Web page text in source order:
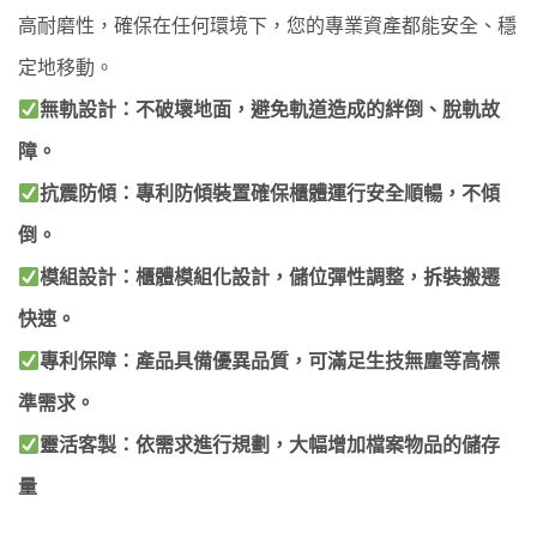
高耐磨性，確保在任何環境下，您的專業資產都能安全、穩
定地移動。
無軌設計：不破壞地面，避免軌道造成的絆倒、脫軌故
障。
抗震防傾：專利防傾裝置確保櫃體運行安全順暢，不傾
倒。
模組設計：櫃體模組化設計，儲位彈性調整，拆裝搬遷
快速。
專利保障：產品具備優異品質，可滿足生技無塵等高標
準需求。
靈活客製：依需求進行規劃，大幅增加檔案物品的儲存
量